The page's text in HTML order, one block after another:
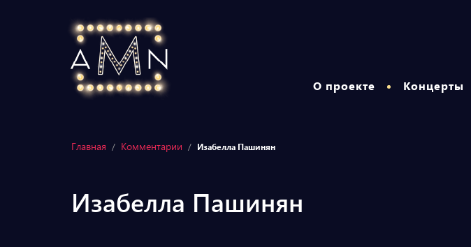
О проекте Концерты
Главная / Комментарии / Изабелла Пашинян
Изабелла Пашинян